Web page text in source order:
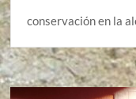
conservación en la